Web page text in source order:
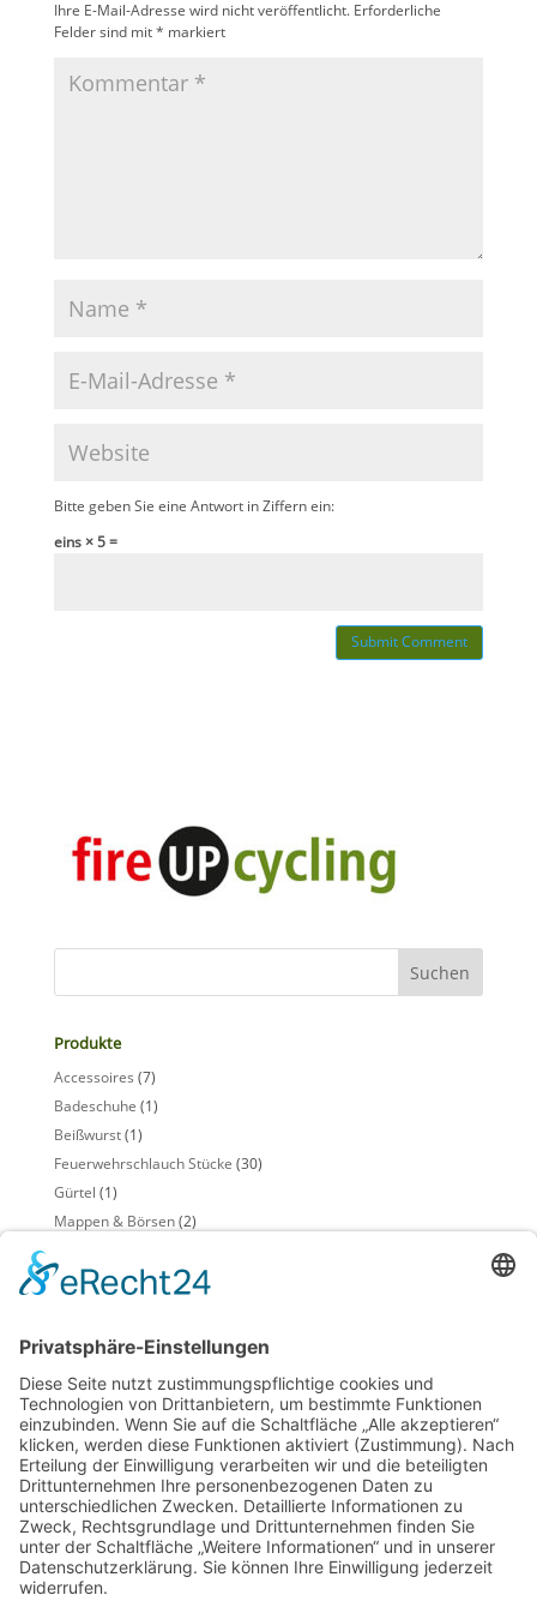
Ihre E-Mail-Adresse wird nicht veröffentlicht. Erforderliche
Felder sind mit* markiert
Bitte geben Sie eine Antwort in Ziffern ein:
eins × 5 =
Produkte
Accessoires (7)
Badeschuhe (1)
Beißwurst(1)
Feuerwehrschlauch Stücke (30)
Gürtel (1)
Mappen & Börsen(2)
Schlüsselanhänger(2)
Taschen + Einkaufskörbe
Beiträge im Blog
Accessoires, Geschenke & Verpackungen(7)
DIY Do It Yourself(5)
Feuerwehrschlauch(15)
Hilfmittel für Haushalt & Gewerbe(2)
Lampen & Leuchten(3)
Materialien & Rohstoffe(3)
Möbel, Deko & Wohnen